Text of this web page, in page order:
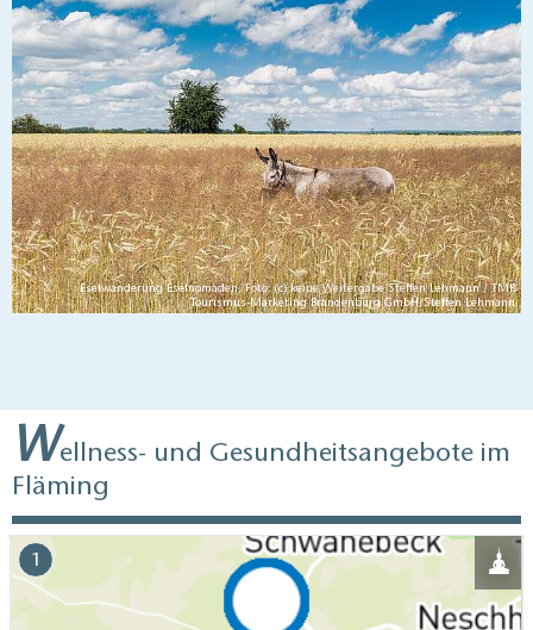
Eselwanderung Eselnomaden, Foto: (c) keine Weitergabe Steffen Lehmann / TMB
Tourismus-Marketing Brandenburg GmbH/Steffen Lehmann
Wellness- und Gesundheitsangebote im
Fläming
1